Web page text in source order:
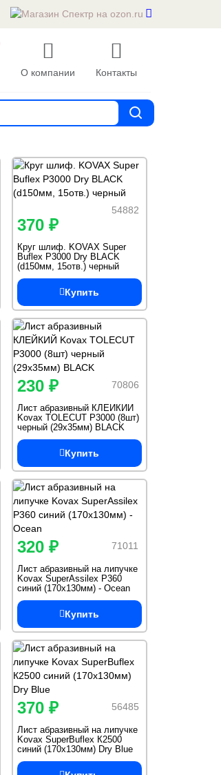
О компании Контакты
54882
370 ₽
Круг шлиф. KOVAX Super
Buflex Р3000 Dry BLACK
(d150мм, 15отв.) черный
Купить
70806
230 ₽
Лист абразивный КЛЕЙКИЙ
Kovax TOLECUT P3000 (8шт)
черный (29х35мм) BLACK
Купить
71011
320 ₽
Лист абразивный на липучке
Kovax SuperAssilex P360
синий (170х130мм) - Ocean
Купить
56485
370 ₽
Лист абразивный на липучке
Kovax SuperBuflex К2500
синий (170х130мм) Dry Blue